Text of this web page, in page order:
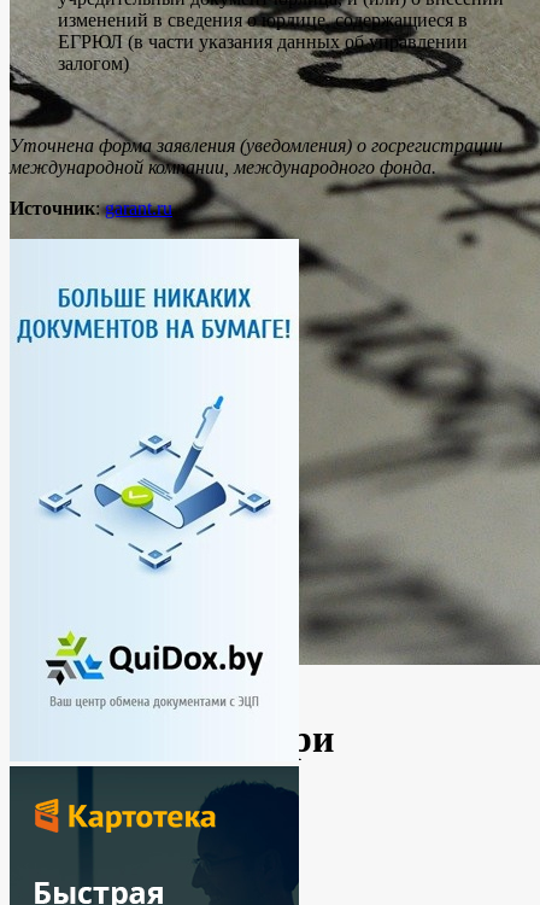
НовостиРоссия
Новые формы при
регистрации
изменений в сведения о юрлице, содержащиеся в
ЕГРЮЛ (в части указания данных об управлении
залогом)
Уточнена форма заявления (уведомления) о госрегистрации
международной компании, международного фонда.
Источник:garant.ru